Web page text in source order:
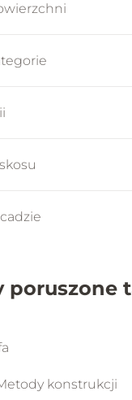
poruszone
konstrukcji